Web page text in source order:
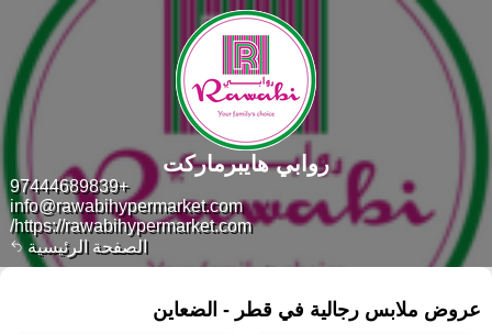
الصفحة الرئيسية
+97444689839
info@rawabihypermarket.com
https://rawabihypermarket.com/
روابي هايبرماركت
عروض ملابس رجالية في قطر - الضعاين